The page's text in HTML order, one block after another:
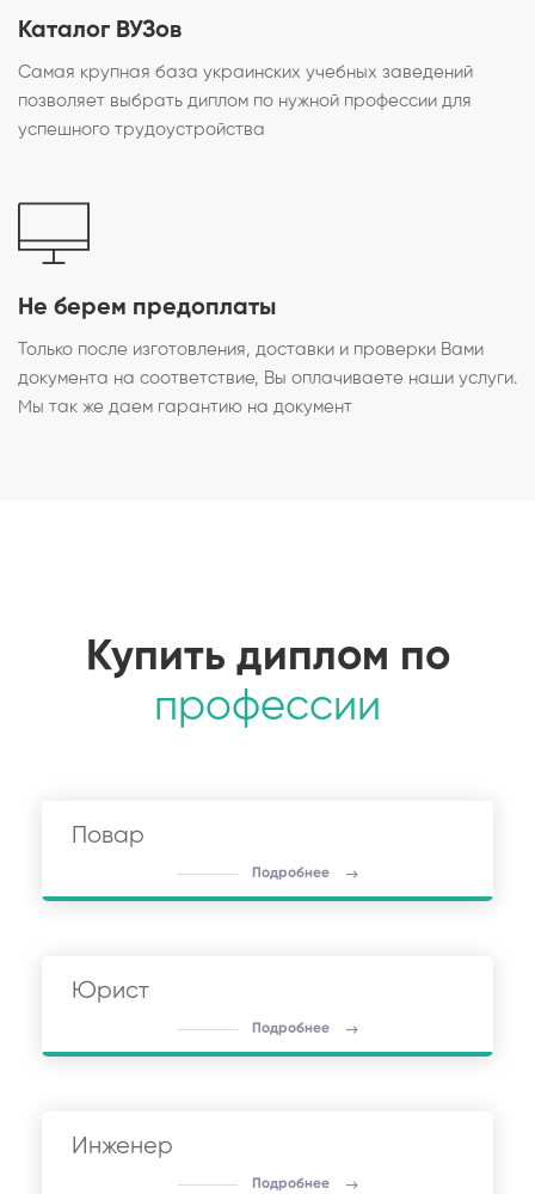
Каталог ВУЗов
Самая крупная база украинских учебных заведений
позволяет выбрать диплом по нужной профессии для
успешного трудоустройства
Не берем предоплаты
Только после изготовления, доставки и проверки Вами
документа на соответствие, Вы оплачиваете наши услуги.
Мы так же даем гарантию на документ
Купить диплом по
профессии
Повар
Подробнее
Юрист
Подробнее
Инженер
Подробнее